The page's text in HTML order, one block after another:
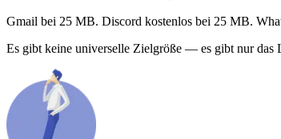
Gmail bei 25 MB. Discord kostenlos bei 25 MB.
Es gibt keine universelle Zielgröße — es gibt nur das